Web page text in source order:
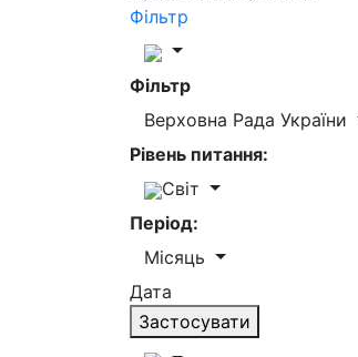
Фільтр
Фільтр
Верховна Рада України
Рівень питання:
Світ
Період:
Місяць
Дата
Застосувати